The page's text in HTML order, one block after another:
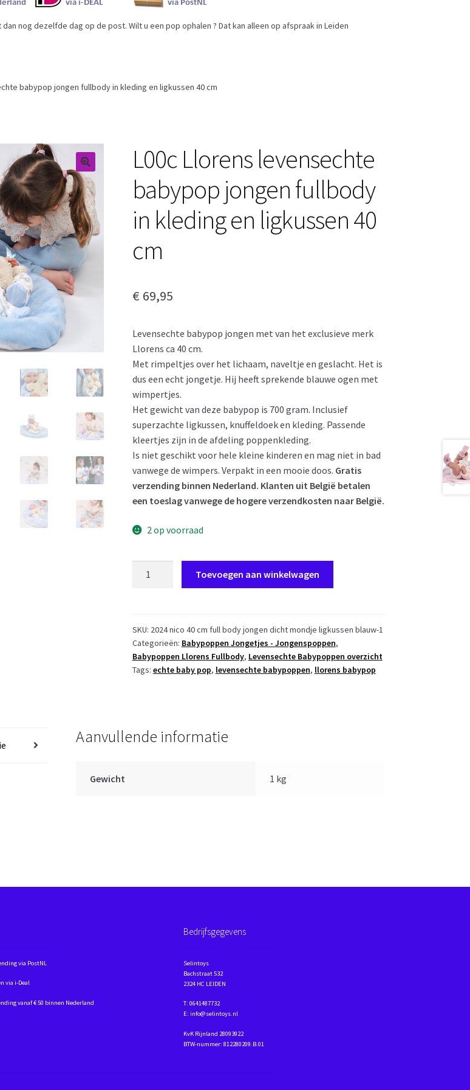
nog dezelfde dag op de post. Wilt u een pop ophalen ? Dat kan alleen op afspraak in Leiden
babypop jongen fullbody in kleding en ligkussen 40 cm
L00c Llorens levensechte
babypop jongen fullbody
in kleding en ligkussen 40
cm
€ 69,95
Levensechte babypop jongen met van het exclusieve merk
Llorens ca 40 cm.
Met rimpeltjes over het lichaam, naveltje en geslacht. Het is
dus een echt jongetje. Hij heeft sprekende blauwe ogen met
wimpertjes.
Het gewicht van deze babypop is 700 gram. Inclusief
superzachte ligkussen, knuffeldoek en kleding. Passende
kleertjes zijn in de afdeling poppenkleding.
Is niet geschikt voor hele kleine kinderen en mag niet in bad
vanwege de wimpers. Verpakt in een mooie doos. Gratis
verzending binnen Nederland. Klanten uit België betalen
een toeslag vanwege de hogere verzendkosten naar België.
2 op voorraad
jongen
fullbody
in
kleding
cm
Toevoegen aan winkelwagen
SKU: 2024 nico 40 cm full body jongen dicht mondje ligkussen blauw-1
Categorieën: Babypoppen Jongetjes - Jongenspoppen,
Babypoppen Llorens Fullbody, Levensechte Babypoppen overzicht
Tags: echte baby pop, levensechte babypoppen, llorens babypop
Aanvullende informatie
Gewicht 1 kg
via PostNL
via i-Deal
vanaf € 50 binnen Nederland
Bedrijfsgegevens
Selintoys
Bachstraat 532
2324 HC LEIDEN
T: 0641487732
E: info@selintoys.nl
KvK Rijnland 28093922
BTW-nummer: 812280209.B.01